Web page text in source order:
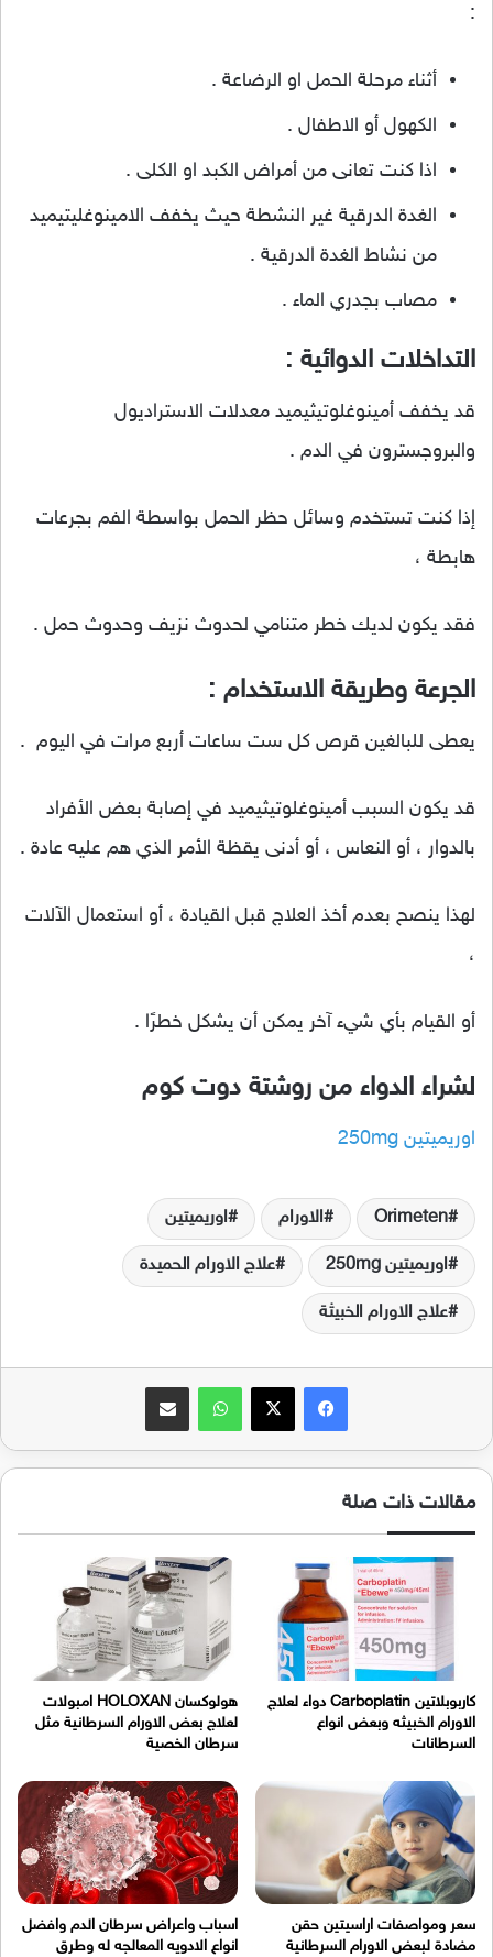
:
أثناء مرحلة الحمل او الرضاعة .
الكهول أو الاطفال .
اذا كنت تعانى من أمراض الكبد او الكلى .
الغدة الدرقية غير النشطة حيث يخفف الامينوغليتيميد
من نشاط الغدة الدرقية .
مصاب بجدري الماء .
التداخلات الدوائية :
قد يخفف أمينوغلوتيثيميد معدلات الاستراديول
والبروجسترون في الدم .
إذا كنت تستخدم وسائل حظر الحمل بواسطة الفم بجرعات
هابطة ،
فقد يكون لديك خطر متنامي لحدوث نزيف وحدوث حمل .
الجرعة وطريقة الاستخدام :
يعطى للبالغين قرص كل ست ساعات أربع مرات في اليوم .
قد يكون السبب أمينوغلوتيثيميد في إصابة بعض الأفراد
بالدوار ، أو النعاس ، أو أدنى يقظة الأمر الذي هم عليه عادة .
لهذا ينصح بعدم أخذ العلاج قبل القيادة ، أو استعمال الآلات
،
أو القيام بأي شيء آخر يمكن أن يشكل خطرًا .
لشراء الدواء من روشتة دوت كوم
اوريميتين 250mg
Orimeten الاورام اوريميتين
اوريميتين 250mg علاج الاورام الحميدة
علاج الاورام الخبيثة
فيسبوك واتساب
مقالات ذات صلة
كاربوبلاتين Carboplatin دواء لعلاج
الاورام الخبيثه وبعض انواع
السرطانات
هولوكسان HOLOXAN امبولات
لعلاج بعض الاورام السرطانية مثل
سرطان الخصية
سعر ومواصفات اراسيتين حقن
مضادة لبعض الاورام السرطانية
اسباب واعراض سرطان الدم وافضل
انواع الادويه المعالجه له وطرق